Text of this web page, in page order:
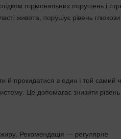
гормональних порушень і
живота, порушує рівень
прокидатися в один і той самий
Це допомагає знизити рівень
жиру. Рекомендація — регулярне